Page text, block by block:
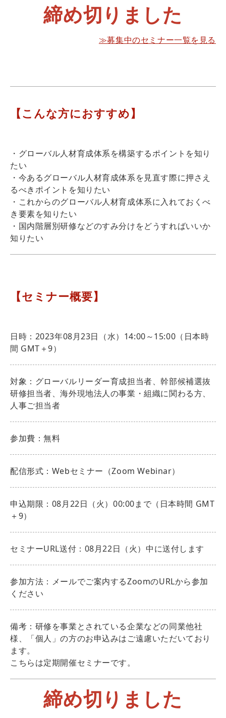
締め切りました
≫募集中のセミナー一覧を見る
【こんな方におすすめ】
・グローバル人材育成体系を構築するポイントを知り
たい
・今あるグローバル人材育成体系を見直す際に押さえ
るべきポイントを知りたい
・これからのグローバル人材育成体系に入れておくべ
き要素を知りたい
・国内階層別研修などのすみ分けをどうすればいいか
知りたい
【セミナー概要】
日時：2023年08月23日（水）14:00～15:00（日本時
間 GMT＋9）
対象：グローバルリーダー育成担当者、幹部候補選抜
研修担当者、海外現地法人の事業・組織に関わる方、
人事ご担当者
参加費：無料
配信形式：Webセミナー（Zoom Webinar）
申込期限：08月22日（火）00:00まで（日本時間 GMT
＋9）
セミナーURL送付：08月22日（火）中に送付します
参加方法：メールでご案内するZoomのURLから参加
ください
備考：研修を事業とされている企業などの同業他社
様、「個人」の方のお申込みはご遠慮いただいており
ます。
こちらは定期開催セミナーです。
締め切りました